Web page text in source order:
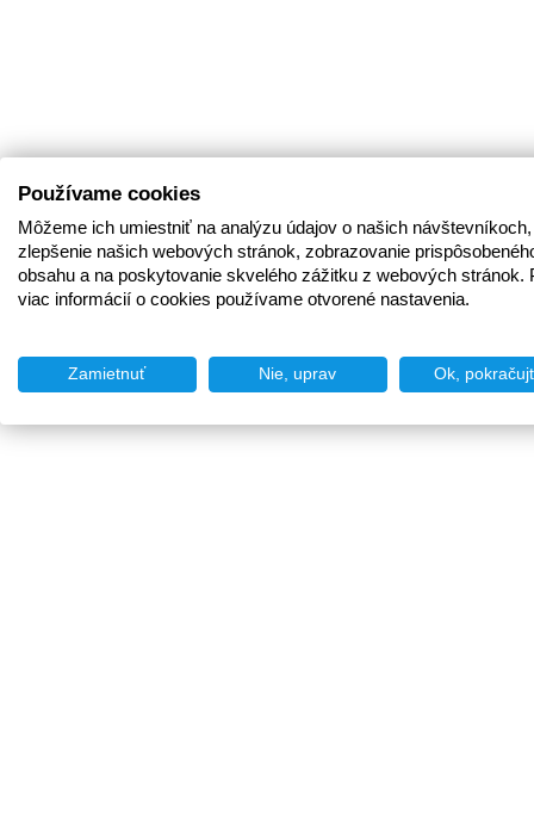
Používame cookies
Môžeme ich umiestniť na analýzu údajov o našich
zlepšenie našich webových stránok, zobrazovanie
obsahu a na poskytovanie skvelého zážitku z webových stránok.
viac informácií o cookies používame otvorené nastavenia.
Zamietnuť Nie, uprav Ok,